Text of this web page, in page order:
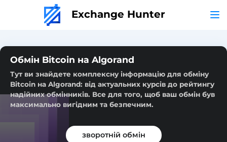
Exchange Hunter
Обмін Bitcoin на Algorand
Тут ви знайдете комплексну інформацію для обміну
Bitcoin на Algorand: від актуальних курсів до рейтингу
надійних обмінників. Все для того, щоб ваш обмін був
максимально вигідним та безпечним.
зворотній обмін